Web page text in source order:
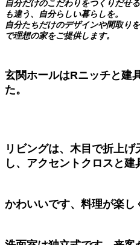
自分だけのこだわりをつくりだせ
も違う、自分らしい暮らしを。
自分たちだけのデザインや間取り
で理想の家をご提供します。
玄関ホールはRニッチと建
た。
リビングは、木目で折上
し、アクセントクロスと建
かわいいです、料理が楽し